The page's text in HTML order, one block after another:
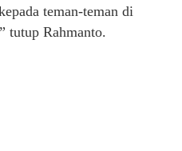
teman-teman di
tutup Rahmanto.